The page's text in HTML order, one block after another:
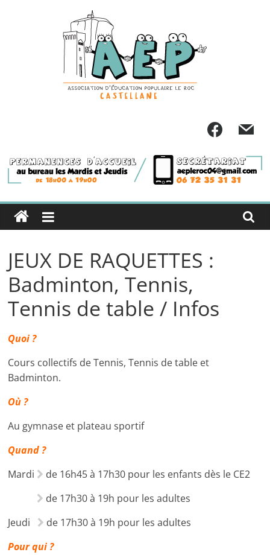
JEUX DE RAQUETTES :
Badminton, Tennis,
Tennis de table / Infos
Quoi ?
Cours collectifs de Tennis, Tennis de table et
Badminton.
Où ?
Au gymnase et plateau sportif
Quand ?
Mardi  de 16h45 à 17h30 pour les enfants dès le CE2
 de 17h30 à 19h pour les adultes
Jeudi  de 17h30 à 19h pour les adultes
Pour qui ?